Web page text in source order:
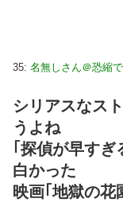
35: 名無しさん＠恐縮
シリアスなス
うよね
｢探偵が早す
白かった
映画｢地獄の花